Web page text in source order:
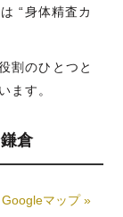
“身体精査カ
割のひとつと
ます。
倉
Googleマップ »